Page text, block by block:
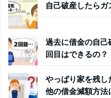
自己破産したら
過去に借金の自
回目はできるの？
やっぱり家を残し
他の借金減額方法